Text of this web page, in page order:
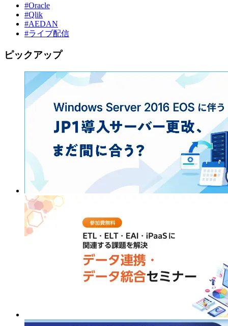
#Oracle
#Qlik
#AEDAN
#ライブ配信
ピックアップ